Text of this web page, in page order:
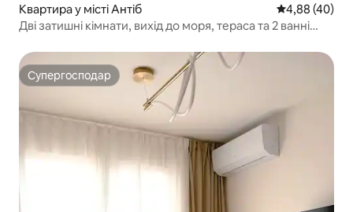
Квартира у місті Антіб Середня
4,88 (40)
Дві затишні кімнати, вихід до моря, тераса та 2 ванні
Супергосподар
Супергосподар